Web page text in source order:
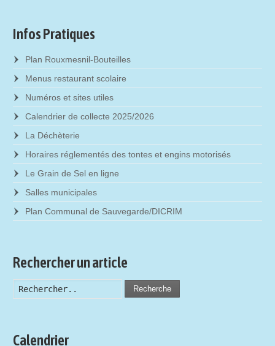
Infos Pratiques
Plan Rouxmesnil-Bouteilles
Menus restaurant scolaire
Numéros et sites utiles
Calendrier de collecte 2025/2026
La Déchèterie
Horaires réglementés des tontes et engins motorisés
Le Grain de Sel en ligne
Salles municipales
Plan Communal de Sauvegarde/DICRIM
Rechercher un article
Recherche
Calendrier